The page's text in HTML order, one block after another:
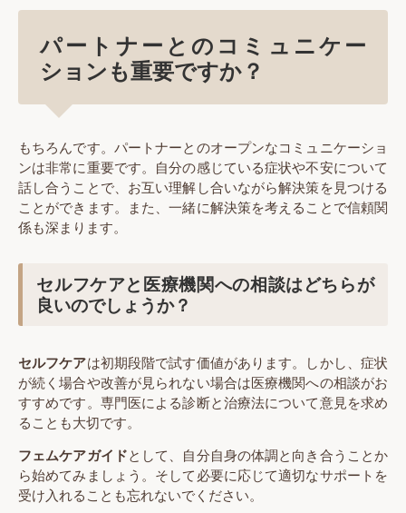
パートナーとのコミュニケー
ションも重要ですか？
もちろんです。パートナーとのオープンなコミュニケーショ
ンは非常に重要です。自分の感じている症状や不安について
話し合うことで、お互い理解し合いながら解決策を見つける
ことができます。また、一緒に解決策を考えることで信頼関
係も深まります。
セルフケアと医療機関への相談はどちらが
良いのでしょうか？
セルフケアは初期段階で試す価値があります。しかし、症状
が続く場合や改善が見られない場合は医療機関への相談がお
すすめです。専門医による診断と治療法について意見を求め
ることも大切です。
フェムケアガイドとして、自分自身の体調と向き合うことか
ら始めてみましょう。そして必要に応じて適切なサポートを
受け入れることも忘れないでください。